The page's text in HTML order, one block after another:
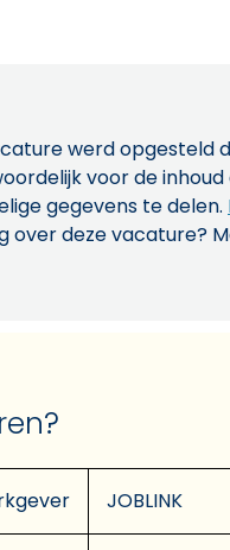
werd opgesteld
voor de
gegevens te delen.
over deze vacature?
JOBLINK